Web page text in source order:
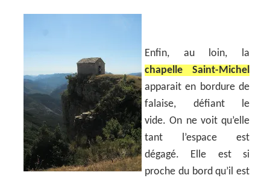
Enfin, au loin, la
chapelle Saint-Michel
apparait en bordure de
falaise, défiant le
vide. On ne voit qu’elle
tant l’espace est
dégagé. Elle est si
proche du bord qu’il est